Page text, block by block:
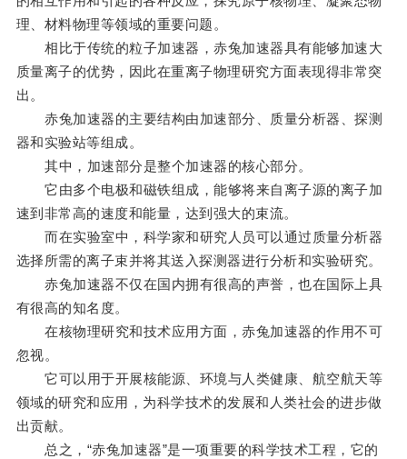
理、材料物理等领域的重要问题。
相比于传统的粒子加速器，赤兔加速器具有能够加速大
质量离子的优势，因此在重离子物理研究方面表现得非常突
出。
赤兔加速器的主要结构由加速部分、质量分析器、探测
器和实验站等组成。
其中，加速部分是整个加速器的核心部分。
它由多个电极和磁铁组成，能够将来自离子源的离子加
速到非常高的速度和能量，达到强大的束流。
而在实验室中，科学家和研究人员可以通过质量分析器
选择所需的离子束并将其送入探测器进行分析和实验研究。
赤兔加速器不仅在国内拥有很高的声誉，也在国际上具
有很高的知名度。
在核物理研究和技术应用方面，赤兔加速器的作用不可
忽视。
它可以用于开展核能源、环境与人类健康、航空航天等
领域的研究和应用，为科学技术的发展和人类社会的进步做
出贡献。
总之，“赤兔加速器”是一项重要的科学技术工程，它的